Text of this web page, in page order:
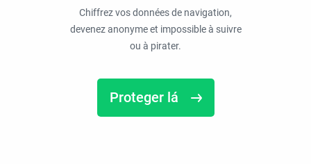
Chiffrez vos données de navigation,
devenez anonyme et impossible à suivre
ou à pirater.
Proteger lá